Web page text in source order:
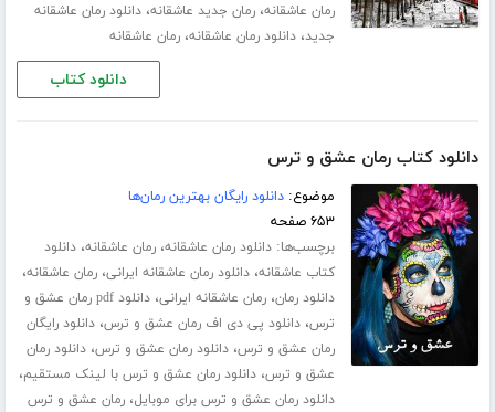
رمان عاشقانه،رمان جدید عاشقانه،دانلود رمان عاشقانه
جدید،دانلود رمان عاشقانه،رمان عاشقانه
دانلود کتاب
دانلود کتاب رمان عشق و ترس
موضوع:دانلود رایگان بهترین رمان‌ها
۶۵۳ صفحه
برچسب‌ها:دانلود رمان عاشقانه،رمان عاشقانه،دانلود
کتاب عاشقانه،دانلود رمان عاشقانه ایرانی،رمان عاشقانه،
دانلود رمان،رمان عاشقانه ایرانی،
دانلود pdf رمان عشق و
ترس،دانلود پی دی اف رمان عشق و ترس،دانلود رایگان
رمان عشق و ترس،دانلود رمان عشق و ترس،دانلود رمان
عشق و ترس،دانلود رمان عشق و ترس با لینک مستقیم،
دانلود رمان عشق و ترس برای موبایل،رمان عشق و ترس